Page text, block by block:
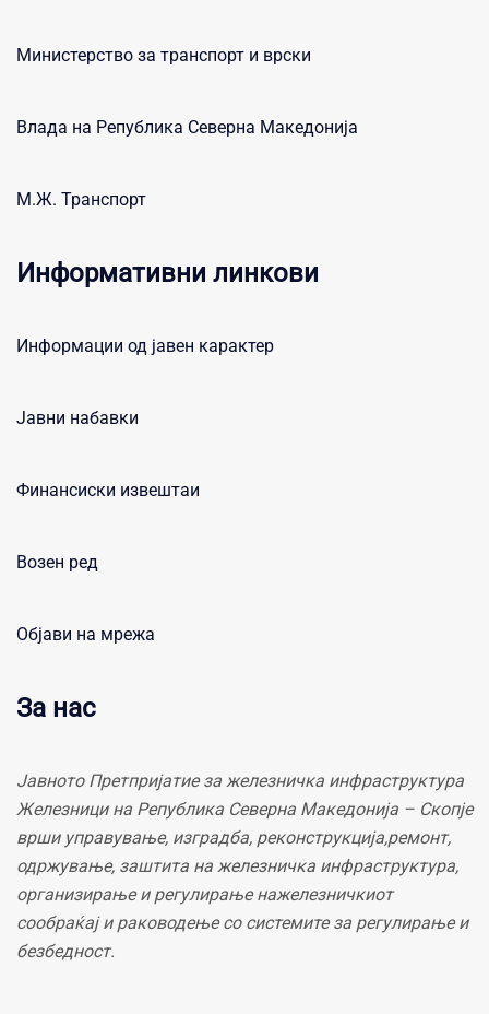
Министерство за транспорт и врски
Влада на Република Северна Македонија
М.Ж. Транспорт
Информативни линкови
Информации од јавен карактер
Јавни набавки
Финансиски извештаи
Возен ред
Објави на мрежа
За нас
Јавното Претпријатие за железничка инфраструктура
Железници на Република Северна Македонија – Скопје
врши управување, изградба, реконструкција,ремонт,
одржување, заштита на железничка инфраструктура,
организирање и регулирање нажелезничкиот
сообраќај и раководење со системите за регулирање и
безбедност.